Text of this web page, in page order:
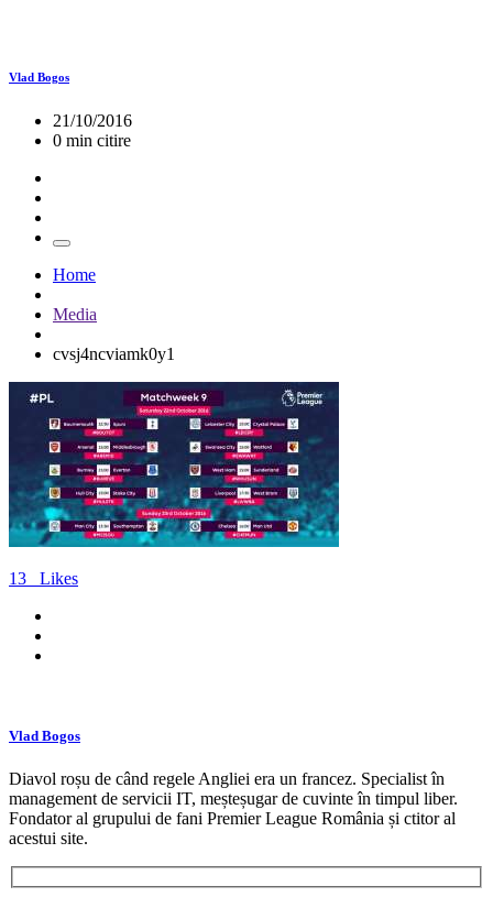
Vlad Bogos
21/10/2016
0 min citire
Home
Media
cvsj4ncviamk0y1
13 Likes
Vlad Bogos
Diavol roșu de când regele Angliei era un francez. Specialist în
management de servicii IT, meșteșugar de cuvinte în timpul liber.
Fondator al grupului de fani Premier League România și ctitor al
acestui site.